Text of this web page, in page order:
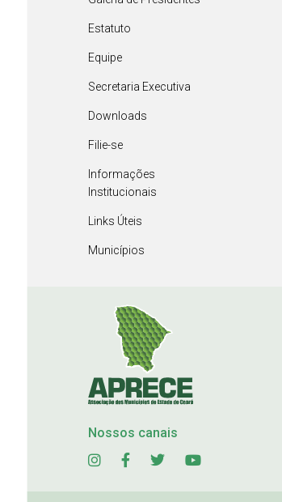
Estatuto
Equipe
Secretaria Executiva
Downloads
Filie-se
Informações
Institucionais
Links Úteis
Municípios
Nossos canais